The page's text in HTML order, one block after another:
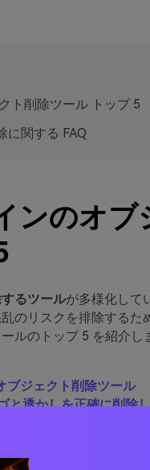
ト削除ツール トップ 5
に関する FAQ
ンのオブ
るツールが多様化して
のリスクを排除するた
ルのトップ 5 を紹介し
ブジェクト削除ツール
と透かしを正確に削除
除するためのオンライ